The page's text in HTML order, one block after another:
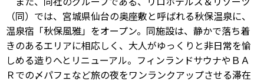
（同）では、宮城県仙台の奥座敷と呼ばれる秋保温泉に、
温泉宿「秋保風雅」をオープン。同施設は、静かで落ち着
きのあるエリアに相応しく、大人がゆっくりと非日常を愉
しめる造りへとリニューアル。フィンランドサウナやＢＡ
Ｒでの〆パフェなど旅の夜をワンランクアップさせる滞在